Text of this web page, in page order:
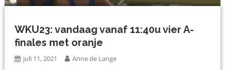
WKU23: vandaag vanaf 11:40u vier A-
finales met oranje
juli 11, 2021 Anne de Lange